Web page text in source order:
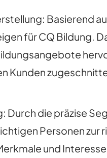
Basierend
für CQ Bildung.
Kunden
die präzise
Personen
und